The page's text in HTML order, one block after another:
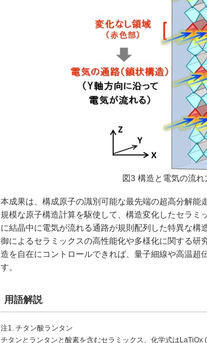
図3 構造と電気の流
本成果は、構成原子の識別可能な最先端の超高分解
規模な原子構造計算を駆使して、構造変化したセラ
に結晶中に電気が流れる通路が規則配列した特異な構
御によるセラミックスの高性能化や多様化に関する
造を自在にコントロールできれば、量子細線や高温超
す。
用語解説
注1. チタン酸ランタン
チタンとランタンと酸素を含むセラミックス、化学式は